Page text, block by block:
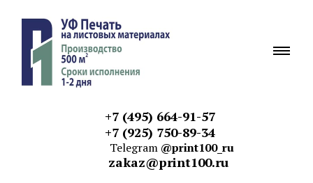
+7 (495) 664-91-57
+7 (925) 750-89-34
Telegram @print100_ru
zakaz@print100.ru